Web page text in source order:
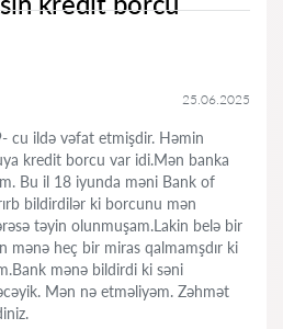
25.06.2025
cu ildə vəfat etmişdir. Həmin
kredit borcu var idi.Mən banka
Bu il 18 iyunda məni Bank of
bildirdilər ki borcunu mən
təyin olunmuşam.Lakin belə bir
mənə heç bir miras qalmamşdır ki
mənə bildirdi ki səni
Mən nə etməliyəm. Zəhmət